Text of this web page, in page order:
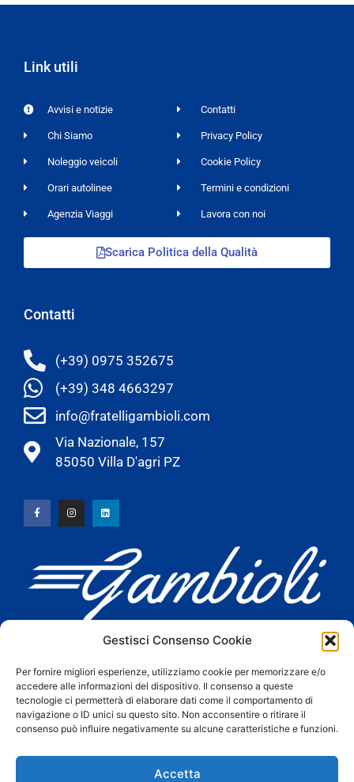
Gestisci Consenso Cookie
Per fornire migliori esperienze, utilizziamo cookie per memorizzare e/o
accedere alle informazioni del dispositivo. Il consenso a queste
tecnologie ci permetterà di elaborare dati come il comportamento di
navigazione o ID unici su questo sito. Non acconsentire o ritirare il
consenso può influire negativamente su alcune caratteristiche e funzioni.
Accetta
Gambioli offre agenzia viaggi, autolinee e un servizio di
noleggio bus, minibus, pullman granturismo, furgoni e auto
con e senza conducente. Mettiamo a disposizione i nostri
mezzi per privati, tour operator, agenzie, scuole, enti, aziende,
società, associazioni, ecc..
Scarica brochure aziendale
Link utili
Avvisi e notizie
Chi Siamo
Noleggio veicoli
Orari autolinee
Agenzia Viaggi
Contatti
Privacy Policy
Cookie Policy
Termini e condizioni
Lavora con noi
Scarica Politica della Qualità
Contatti
(+39) 0975 352675
(+39) 348 4663297
info@fratelligambioli.com
Via Nazionale, 157
85050 Villa D'agri PZ